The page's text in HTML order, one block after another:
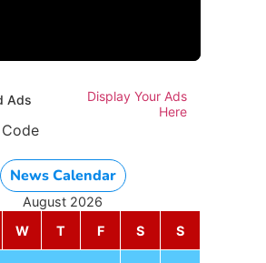
Ads
Display Your Ads
Here
News Calendar
August 2026
W T F S S